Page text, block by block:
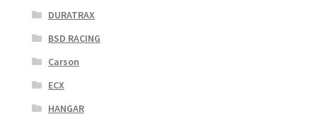
DURATRAX
BSD RACING
Carson
ECX
HANGAR